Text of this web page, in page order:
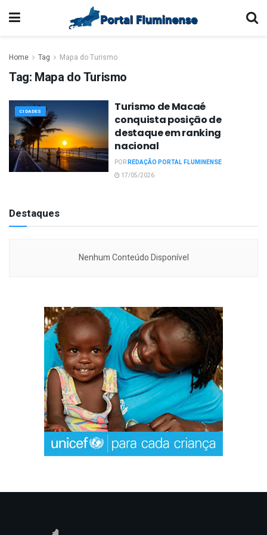
Home Tag Mapa do Turismo
Tag: Mapa do Turismo
CIDADES
Turismo de Macaé
conquista posição de
destaque em ranking
nacional
PORREDAÇÃO PORTAL FLUMINENSE
17/05/2026
Destaques
Nenhum Conteúdo Disponível